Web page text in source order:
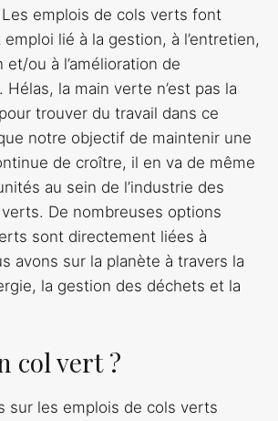
emplois de cols verts font
lié à la gestion, à l’entretien,
et/ou à l’amélioration de
Hélas, la main verte n’est pas la
trouver du travail dans ce
notre objectif de maintenir une
de croître, il en va de même
au sein de l’industrie des
De nombreuses options
sont directement liées à
avons sur la planète à travers la
la gestion des déchets et la
col vert ?
sur les emplois de cols verts